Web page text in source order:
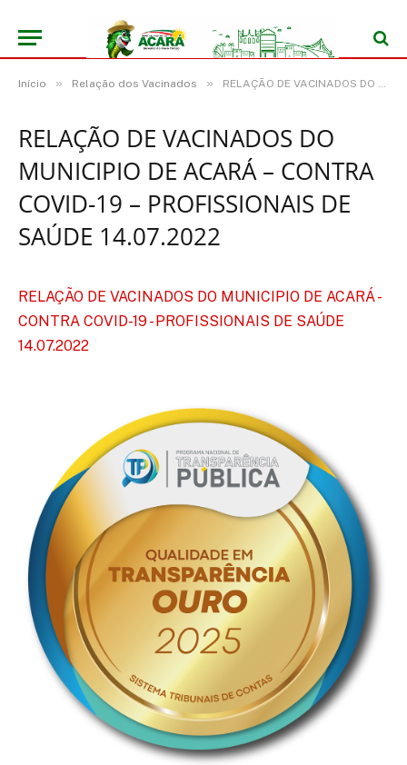
Início » Relação dos Vacinados » RELAÇÃO DE VACINADOS DO MUNICIPIO DE ACARÁ – CONTRA COVID-19 – PROFISSIONAIS DE SAÚDE 14.07.2022
RELAÇÃO DE VACINADOS DO
MUNICIPIO DE ACARÁ – CONTRA
COVID-19 – PROFISSIONAIS DE
SAÚDE 14.07.2022
RELAÇÃO DE VACINADOS DO MUNICIPIO DE ACARÁ -
CONTRA COVID-19 - PROFISSIONAIS DE SAÚDE
14.07.2022